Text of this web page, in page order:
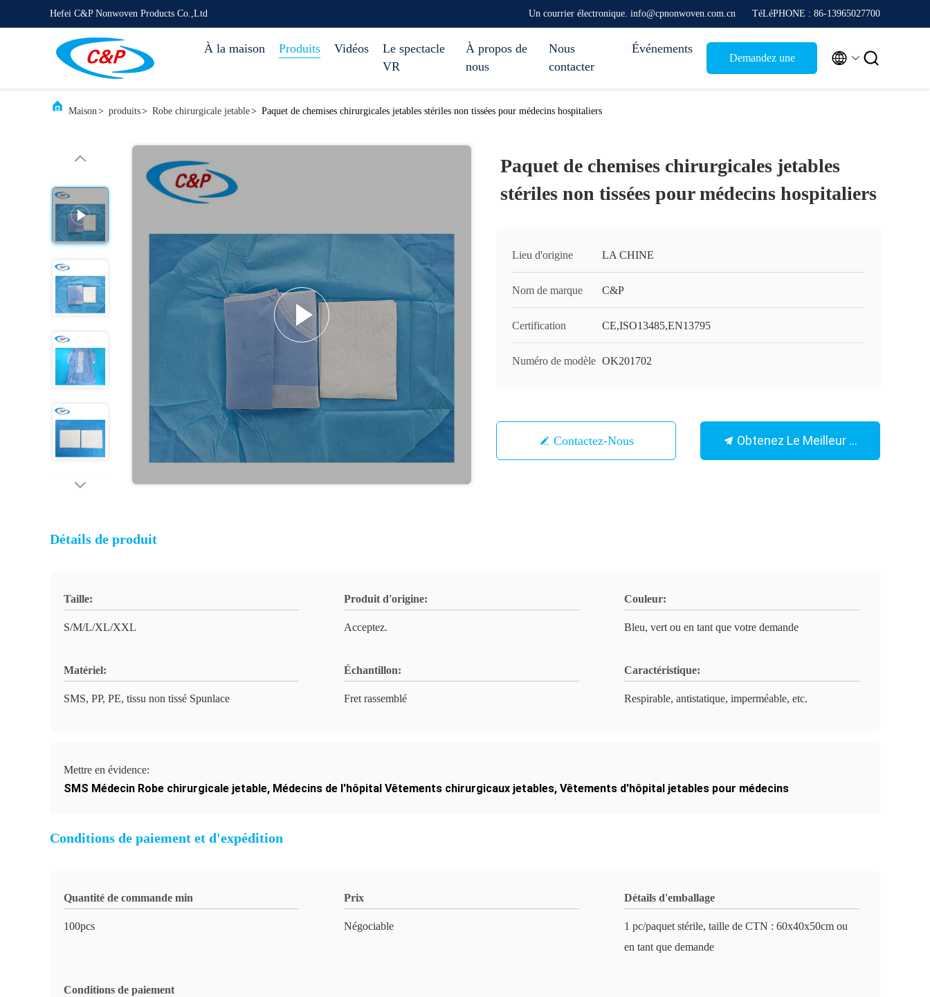
Hefei C&P Nonwoven Products Co.,Ltd Un courrier électronique. info@cpnonwoven.com.cn TéLéPHONE : 86-13965027700
À la maison Produits Vidéos
Le spectacle
VR
À propos de
nous
Nous
contacter
Événements
Demandez une  
Maison> produits> Robe chirurgicale jetable> Paquet de chemises chirurgicales jetables stériles non tissées pour médecins hospitaliers
Paquet de chemises chirurgicales jetables
stériles non tissées pour médecins hospitaliers
Lieu d'origine LA CHINE
Nom de marque C&P
Certification CE,ISO13485,EN13795
Numéro de modèle OK201702
Contactez-Nous Obtenez Le Meilleur Prix
Détails de produit
Taille:
S/M/L/XL/XXL
Produit d'origine:
Acceptez.
Couleur:
Bleu, vert ou en tant que votre demande
Matériel:
SMS, PP, PE, tissu non tissé Spunlace
Échantillon:
Fret rassemblé
Caractéristique:
Respirable, antistatique, imperméable, etc.
Mettre en évidence:
SMS Médecin Robe chirurgicale jetable, Médecins de l'hôpital Vêtements chirurgicaux jetables, Vêtements d'hôpital jetables pour médecins
Conditions de paiement et d'expédition
Quantité de commande min
100pcs
Prix
Négociable
Détails d'emballage
1 pc/paquet stérile, taille de CTN : 60x40x50cm ou
en tant que demande
Conditions de paiement